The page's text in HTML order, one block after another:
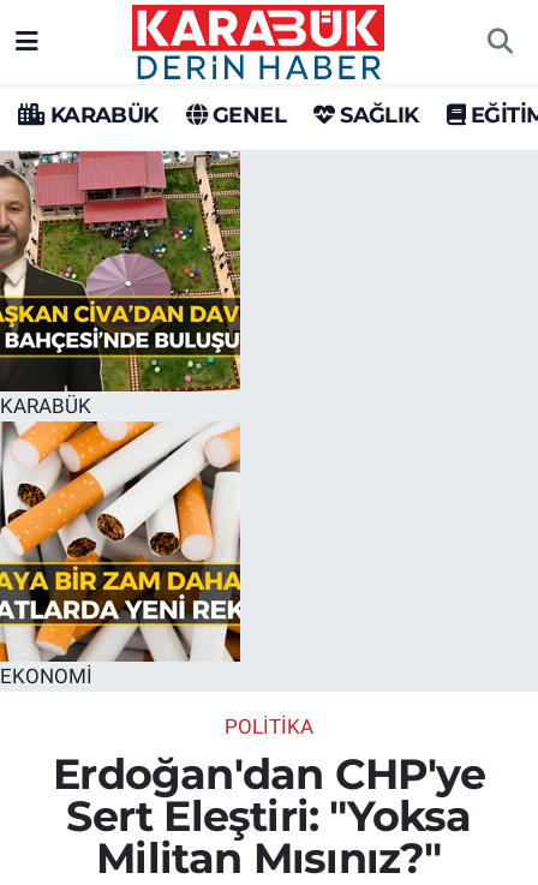
KARABÜK GENEL SAĞLIK
KARABÜK
EKONOMİ
POLITIKA
Erdoğan'dan CHP'ye
Sert Eleştiri: "Yoksa
Militan Mısınız?"
Karabük Hava Durumu
Karabük Trafik Yoğunluk Haritası
Süper Lig Puan Durumu ve Fikstür
Tüm Manşetler
Son Dakika Haberleri
Haber Arşivi